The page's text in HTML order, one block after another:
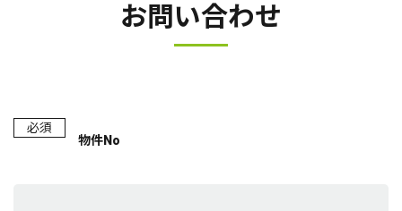
お問い合わせ
必須
物件No